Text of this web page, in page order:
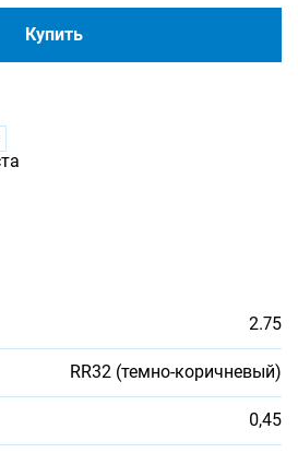
Купить
2.75
RR32 (темно-коричневый)
0,45